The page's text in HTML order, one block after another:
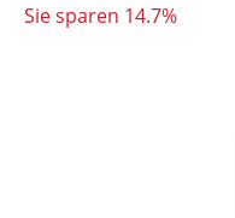
Sie sparen 14.7%